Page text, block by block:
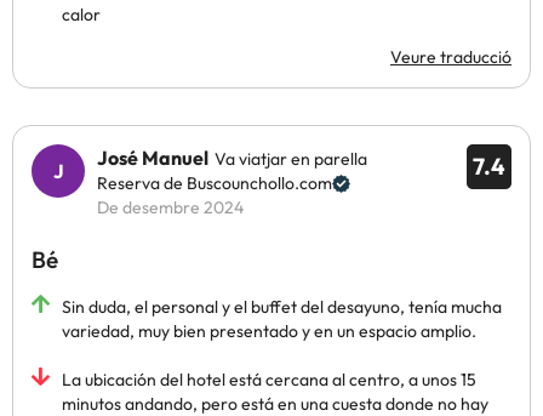
calor
Veure traducció
7.4
José Manuel Va viatjar en parella
Reserva de Buscounchollo.com
De desembre 2024
Bé
Sin duda, el personal y el buffet del desayuno, tenía mucha
variedad, muy bien presentado y en un espacio amplio.
La ubicación del hotel está cercana al centro, a unos 15
minutos andando, pero está en una cuesta donde no hay